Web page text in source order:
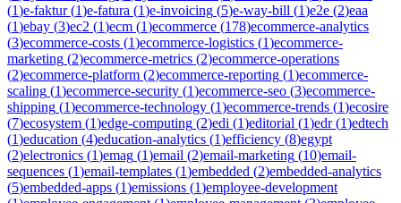
(1)e-faktur(1)e-fatura (1)e-invoicing (5)e-way-bill (1)e2e (2)eaa
(1)ebay (3)ec2 (1)ecm (1)ecommerce (178)ecommerce-analytics
(3)ecommerce-costs (1)ecommerce-logistics (1)ecommerce-
marketing (2)ecommerce-metrics (2)ecommerce-operations
(2)ecommerce-platform (2)ecommerce-reporting (1)ecommerce-
scaling (1)ecommerce-security (1)ecommerce-seo (3)ecommerce-
shipping (1)ecommerce-technology (1)ecommerce-trends (1)ecosire
(7)ecosystem (1)edge-computing (2)edi (1)editorial (1)edr(1)edtech
(1)education (4)education-analytics (1)efficiency (8)egypt
(2)electronics (1)emag (1)email (2)email-marketing (10)email-
sequences (1)email-templates (1)embedded (2)embedded-analytics
(5)embedded-apps (1)emissions (1)employee-development